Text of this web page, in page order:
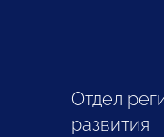
Отдел
развития